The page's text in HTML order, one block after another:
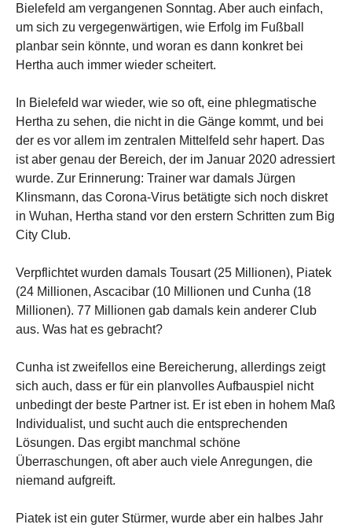
Bielefeld am vergangenen Sonntag. Aber auch einfach,
um sich zu vergegenwärtigen, wie Erfolg im Fußball
planbar sein könnte, und woran es dann konkret bei
Hertha auch immer wieder scheitert.
In Bielefeld war wieder, wie so oft, eine phlegmatische
Hertha zu sehen, die nicht in die Gänge kommt, und bei
der es vor allem im zentralen Mittelfeld sehr hapert. Das
ist aber genau der Bereich, der im Januar 2020 adressiert
wurde. Zur Erinnerung: Trainer war damals Jürgen
Klinsmann, das Corona-Virus betätigte sich noch diskret
in Wuhan, Hertha stand vor den erstern Schritten zum Big
City Club.
Verpflichtet wurden damals Tousart (25 Millionen), Piatek
(24 Millionen, Ascacibar (10 Millionen und Cunha (18
Millionen). 77 Millionen gab damals kein anderer Club
aus. Was hat es gebracht?
Cunha ist zweifellos eine Bereicherung, allerdings zeigt
sich auch, dass er für ein planvolles Aufbauspiel nicht
unbedingt der beste Partner ist. Er ist eben in hohem Maß
Individualist, und sucht auch die entsprechenden
Lösungen. Das ergibt manchmal schöne
Überraschungen, oft aber auch viele Anregungen, die
niemand aufgreift.
Piatek ist ein guter Stürmer, wurde aber ein halbes Jahr